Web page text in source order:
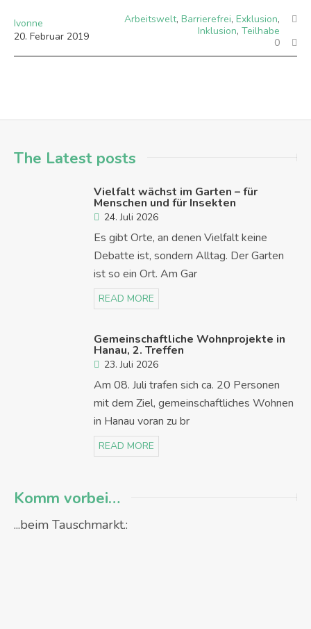
Ivonne
20. Februar 2019
Arbeitswelt, Barrierefrei, Exklusion,
Inklusion, Teilhabe
0
The Latest posts
Vielfalt wächst im Garten – für
Menschen und für Insekten
24. Juli 2026
Es gibt Orte, an denen Vielfalt keine
Debatte ist, sondern Alltag. Der Garten
ist so ein Ort. Am Gar
READ MORE
Gemeinschaftliche Wohnprojekte in
Hanau, 2. Treffen
23. Juli 2026
Am 08. Juli trafen sich ca. 20 Personen
mit dem Ziel, gemeinschaftliches Wohnen
in Hanau voran zu br
READ MORE
Komm vorbei…
...beim Tauschmarkt.: